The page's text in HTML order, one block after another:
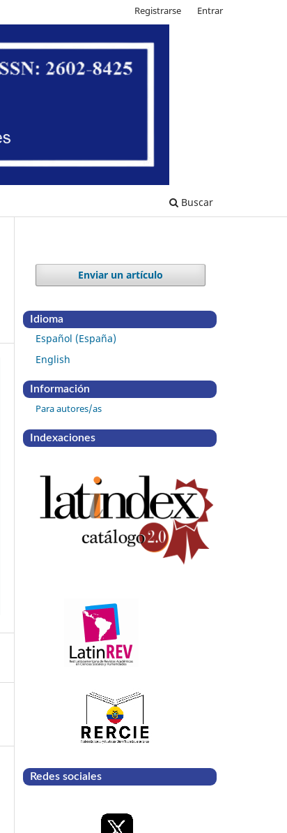
Buscar
Registrarse Entrar
Enviar un artículo
Idioma
Español (España)
English
Información
Para autores/as
Indexaciones
Redes sociales